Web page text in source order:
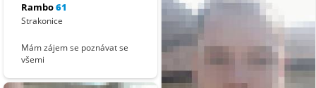
Rambo61
Strakonice
Mám zájem se poznávat se
všemi